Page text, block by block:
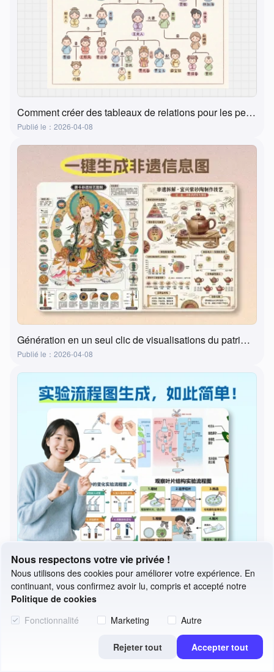
Comment créer des tableaux de relations pour les personnages de films, livres et manuels ? Une méthode super pratique et simple
Publié le：2026-04-08
Génération en un seul clic de visualisations du patrimoine culturel immatériel par l'IA ? Cet outil le fait réellement !
Publié le：2026-04-08
PicDoc : Génération de schémas expérimentaux en un clic — l'outil ultime pour la préparation des cours de laboratoire
Publié le：2026-04-08
Nous respectons votre vie privée !
Nous utilisons des cookies pour améliorer votre expérience. En
continuant, vous confirmez avoir lu, compris et accepté notre
Politique de cookies
Fonctionnalité
Marketing Autre
Rejeter tout Accepter tout